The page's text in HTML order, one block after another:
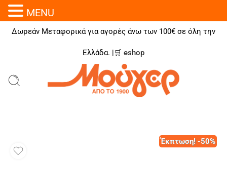
Δωρεάν Μεταφορικά για αγορές άνω των 100€ σε όλη την
Ελλάδα. |🛒 eshop
Έκπτωση! -50%
MENU